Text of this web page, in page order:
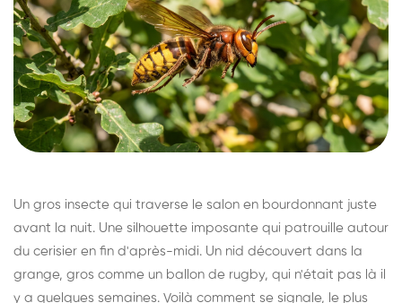
Un gros insecte qui traverse le salon en bourdonnant juste
avant la nuit. Une silhouette imposante qui patrouille autour
du cerisier en fin d'après-midi. Un nid découvert dans la
grange, gros comme un ballon de rugby, qui n'était pas là il
y a quelques semaines. Voilà comment se signale, le plus